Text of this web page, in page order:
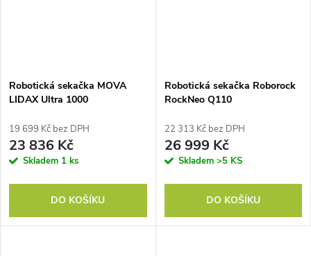
Robotická sekačka MOVA
LIDAX Ultra 1000
19 699 Kč bez DPH
23 836 Kč
Skladem 1 ks
DO KOŠÍKU
Robotická sekačka Roborock
RockNeo Q110
22 313 Kč bez DPH
26 999 Kč
Skladem >5 KS
DO KOŠÍKU